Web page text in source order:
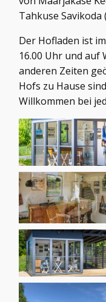
Tahkuse
Der Hofladen ist
16.00 Uhr und auf
anderen Zeiten
Hofs zu Hause
Willkommen bei